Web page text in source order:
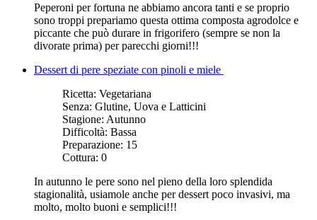
Peperoni per fortuna ne abbiamo ancora tanti e se proprio
sono troppi prepariamo questa ottima composta agrodolce e
piccante che può durare in frigorifero (sempre se non la
divorate prima) per parecchi giorni!!!
Dessert di pere speziate con pinoli e miele
Ricetta: Vegetariana
Senza: Glutine, Uova e Latticini
Stagione: Autunno
Difficoltà: Bassa
Preparazione: 15
Cottura: 0
In autunno le pere sono nel pieno della loro splendida
stagionalità, usiamole anche per dessert poco invasivi, ma
molto, molto buoni e semplici!!!